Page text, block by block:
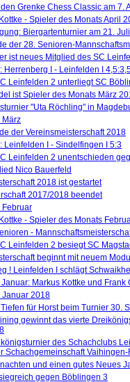
Grenke Chess Classic am 7.
- Spieler des Monats April
Biergartenturnier am 21.
der 28. Senioren-
ist neues Mitglied des SC
Herrenberg I - Leinfelden I
Leinfelden 2 unterliegt SC
ist Spieler des Monats März
"Uta Röchling" in
März
der Vereinsmeisterschaft 2018
Leinfelden I - Sindelfingen I 5:3
Leinfelden 2 unentschieden
Nico Bauerfeld
2018 ist gestartet
2017/2018 beendet
- Spieler des Monats
-
Leinfelden 2 besiegt SC
beginnt mit neuem
! Leinfelden I schlägt
Januar: Markus Kottke und
2018
für Horst beim Turnier 30.
gewinnt das vierte
des Schachclubs
Schachgemeinschaft
und einen gutes Neues
gegen Böblingen 3